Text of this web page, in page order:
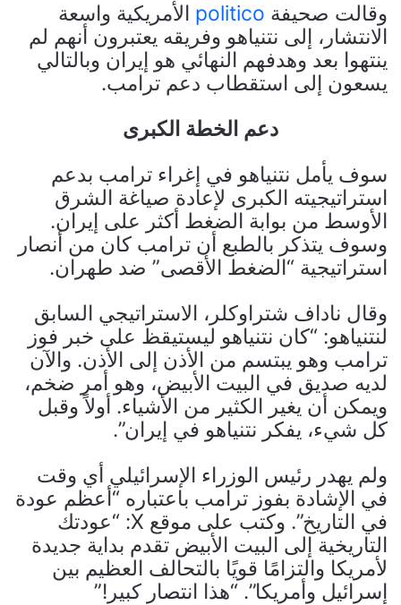
وقالت صحيفة politico الأمريكية واسعة
الانتشار، إلى نتنياهو وفريقه يعتبرون أنهم لم
ينتهوا بعد وهدفهم النهائي هو إيران وبالتالي
يسعون إلى استقطاب دعم ترامب.
دعم الخطة الكبرى
سوف يأمل نتنياهو في إغراء ترامب بدعم
استراتيجيته الكبرى لإعادة صياغة الشرق
الأوسط من بوابة الضغط أكثر على إيران.
وسوف يتذكر بالطبع أن ترامب كان من أنصار
استراتيجية “الضغط الأقصى” ضد طهران.
وقال ناداف شتراوكلر، الاستراتيجي السابق
لنتنياهو: “كان نتنياهو ليستيقظ على خبر فوز
ترامب وهو يبتسم من الأذن إلى الأذن. والآن
لديه صديق في البيت الأبيض، وهو أمر ضخم،
ويمكن أن يغير الكثير من الأشياء. أولاً وقبل
كل شيء، يفكر نتنياهو في إيران”.
ولم يهدر رئيس الوزراء الإسرائيلي أي وقت
في الإشادة بفوز ترامب باعتباره “أعظم عودة
في التاريخ”. وكتب على موقع X: “عودتك
التاريخية إلى البيت الأبيض تقدم بداية جديدة
لأمريكا والتزامًا قويًا بالتحالف العظيم بين
إسرائيل وأمريكا”. “هذا انتصار كبير!”